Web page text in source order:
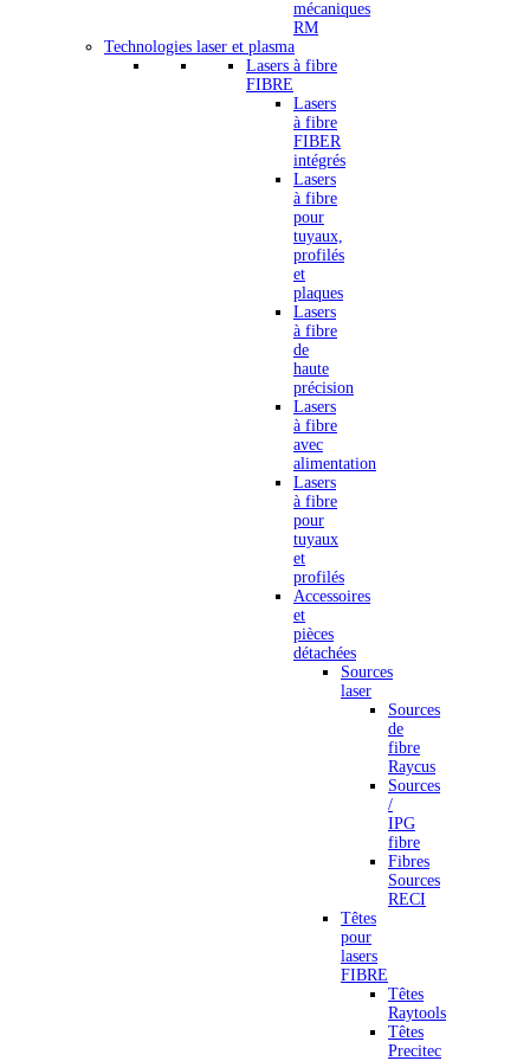
mécaniques
RM
Technologies laser et plasma
Lasers à fibre
FIBRE
Lasers
à fibre
FIBER
intégrés
Lasers
à fibre
pour
tuyaux,
profilés
et
plaques
Lasers
à fibre
de
haute
précision
Lasers
à fibre
avec
alimentation
Lasers
à fibre
pour
tuyaux
et
profilés
Accessoires
et
pièces
détachées
Sources
laser
Sources
de
fibre
Raycus
Sources
/
IPG
fibre
Fibres
Sources
RECI
Têtes
pour
lasers
FIBRE
Têtes
Raytools
Têtes
Precitec